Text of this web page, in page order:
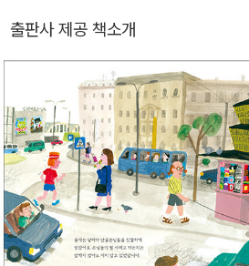
커서 뭐가 될래?》, 《시장 고양이 상냥이》,
평론집으로 《잘 만났다, 그림책》, 《판타
간다, 그림책》 들이 있습니다.
출판사 제공 책소개